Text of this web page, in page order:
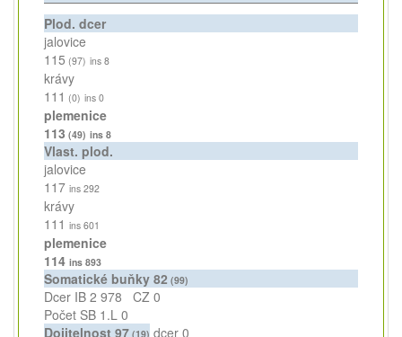
Plod. dcer
jalovice
115 (97) ins 8
krávy
111 (0) ins 0
plemenice
113 (49) ins 8
Vlast. plod.
jalovice
117 ins 292
krávy
111 ins 601
plemenice
114 ins 893
Somatické buňky 82 (99)
Dcer IB2 978 CZ 0
Počet SB 1.L 0
Dojitelnost 97(19) dcer0